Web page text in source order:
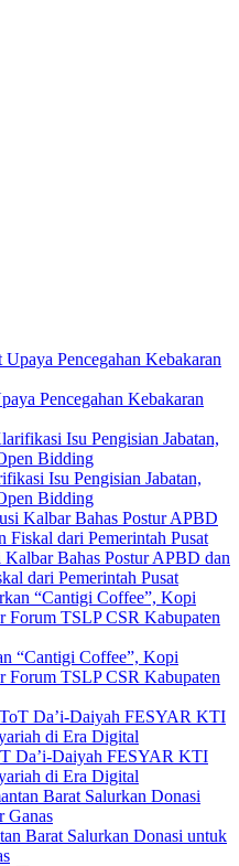
Pencegahan Kebakaran
Isu Pengisian Jabatan,
Bidding
Bahas Postur APBD dan
dari Pemerintah Pusat
“Cantigi Coffee”, Kopi
Forum TSLP CSR Kabupaten
Da’i-Daiyah FESYAR KTI
di Era Digital
Barat Salurkan Donasi untuk